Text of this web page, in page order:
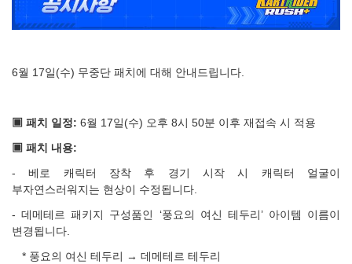
6월 17일(수) 무중단 패치에 대해 안내드립니다.
▣ 패치 일정: 6월 17일(수) 오후 8시 50분 이후 재접속 시 적용
▣ 패치 내용:
-베로 캐릭터 장착 후 경기 시작 시 캐릭터 얼굴이
부자연스러워지는 현상이 수정됩니다.
-데메테르 패키지 구성품인 ‘풍요의 여신 테두리’ 아이템 이름이
변경됩니다.
* 풍요의 여신 테두리 → 데메테르 테두리